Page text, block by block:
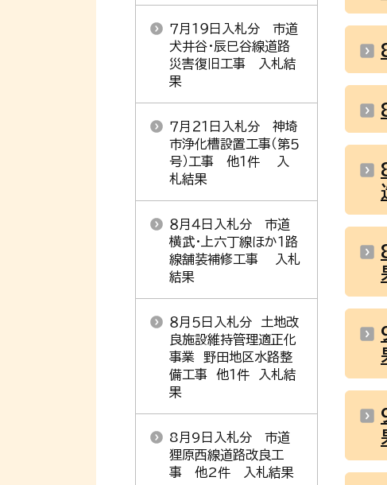
７月１９日入札分 市道
犬井谷・辰巳谷線道路
災害復旧工事 入札結
果
７月２１日入札分 神埼
市浄化槽設置工事（第５
号）工事 他１件 入
札結果
８月４日入札分 市道
横武・上六丁線ほか１路
線舗装補修工事 入札
結果
８月５日入札分 土地改
良施設維持管理適正化
事業 野田地区水路整
備工事 他１件 入札結
果
8月9日入札分 市道
狸原西線道路改良工
事 他2件 入札結果